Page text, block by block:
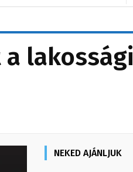
lakossági
NEKED AJÁNLJUK